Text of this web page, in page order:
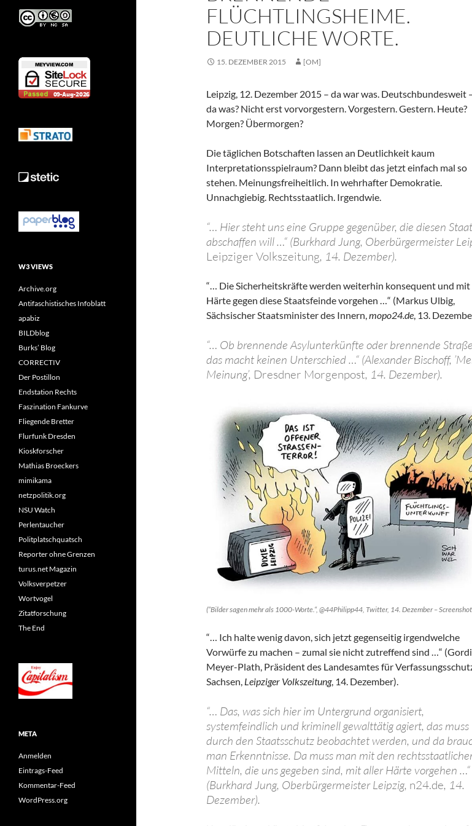
FLÜCHTLINGSHEIME.
DEUTLICHE WORTE.
15. DEZEMBER 2015 [OM]
Leipzig, 12. Dezember 2015 – da war was. Deutschbundesweit
da was? Nicht erst vorvorgestern. Vorgestern. Gestern. Heute?
Morgen? Übermorgen?
Die täglichen Botschaften lassen an Deutlichkeit kaum
Interpretationsspielraum? Dann bleibt das jetzt einfach mal so
stehen. Meinungsfreiheitlich. In wehrhafter Demokratie.
Unnachgiebig. Rechtsstaatlich. Irgendwie.
“… Hier steht uns eine Gruppe gegenüber, die diesen Staat
abschaffen will …“ (Burkhard Jung, Oberbürgermeister
Leipziger Volkszeitung, 14. Dezember).
“… Die Sicherheitskräfte werden weiterhin konsequent und mit
Härte gegen diese Staatsfeinde vorgehen …“ (Markus Ulbig,
Sächsischer Staatsminister des Innern,mopo24.de, 13.
“… Ob brennende Asylunterkünfte oder brennende
das macht keinen Unterschied …“ (Alexander Bischoff,
Meinung’, Dresdner Morgenpost, 14. Dezember).
(“Bilder sagen mehr als 1000-Worte.“, @44Philipp44, Twitter, 14. Dezember –
“… Ich halte wenig davon, sich jetzt gegenseitig irgendwelche
Vorwürfe zu machen – zumal sie nicht zutreffend sind …“
Meyer-Plath, Präsident des Landesamtes für
Sachsen, Leipziger Volkszeitung, 14. Dezember).
“… Das, was sich hier im Untergrund organisiert,
systemfeindlich und kriminell gewalttätig agiert, das muss
durch den Staatsschutz beobachtet werden, und da
man Erkenntnisse. Da muss man mit den
Mitteln, die uns gegeben sind, mit aller Härte vorgehen …“
(Burkhard Jung, Oberbürgermeister Leipzig, n24.de, 14.
Dezember).
W3 VIEWS
Archive.org
Antifaschistisches Infoblatt
apabiz
BILDblog
Burks’ Blog
CORRECTIV
Der Postillon
Endstation Rechts
Faszination Fankurve
Fliegende Bretter
Flurfunk Dresden
Kioskforscher
Mathias Broeckers
mimikama
netzpolitik.org
NSU Watch
Perlentaucher
Politplatschquatsch
Reporter ohne Grenzen
turus.net Magazin
Volksverpetzer
Wortvogel
Zitatforschung
The End
META
Anmelden
Eintrags-Feed
Kommentar-Feed
WordPress.org